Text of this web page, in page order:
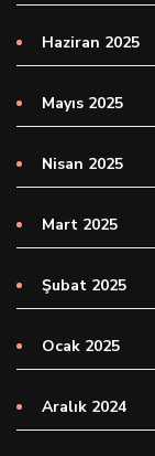
Haziran 2025
Mayıs 2025
Nisan 2025
Mart 2025
Şubat 2025
Ocak 2025
Aralık 2024